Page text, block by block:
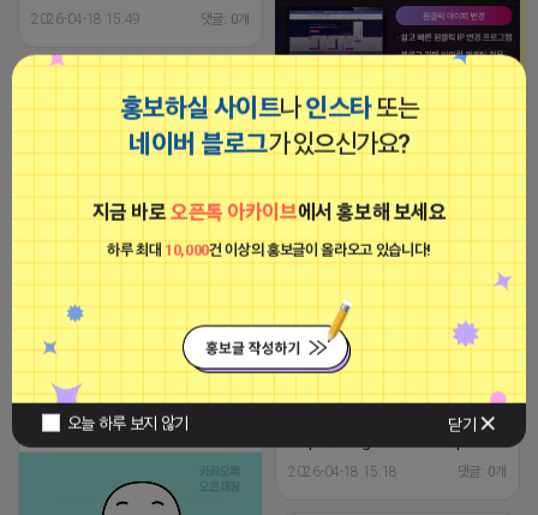
홍보하실 사이트나인스타또는
네이버 블로그가 있으신가요?
지금 바로오픈톡 아카이브에서 홍보해 보세요
하루 최대10,000건 이상의 홍보글이 올라오고 있습니다!
오늘 하루 보지 않기 닫기
2026-04-18 15:49 댓글: 0개
[아이피몬스터] 전국 최저가 마케팅
용 KT아이피서비스!!
공돌이
비공개
https://blog.naver.com/pshwin2/224166675209
비공개
https://blog.naver.com/pshwin2/
2026-04-18 15:18 댓글: 0개
티비 보는 라이언
비공개